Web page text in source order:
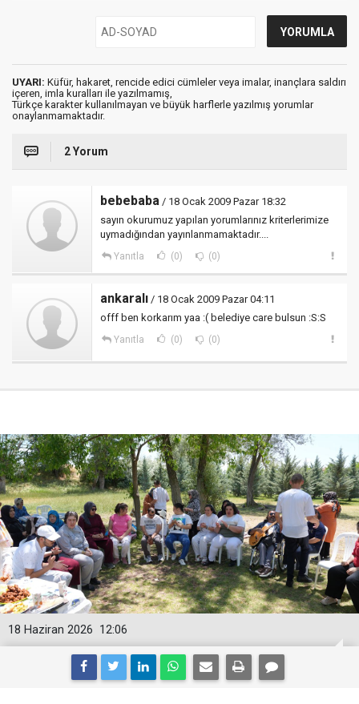
UYARI: Küfür, hakaret, rencide edici cümleler veya imalar, inançlara saldırı
içeren, imla kuralları ile yazılmamış,
Türkçe karakter kullanılmayan ve büyük harflerle yazılmış yorumlar
onaylanmamaktadır.
2 Yorum
bebebaba / 18 Ocak 2009 Pazar 18:32
sayın okurumuz yapılan yorumlarınız kriterlerimize
uymadığından yayınlanmamaktadır....
Yanıtla (0) (0)
ankaralı / 18 Ocak 2009 Pazar 04:11
offf ben korkarım yaa :( belediye care bulsun :S:S
Yanıtla (0) (0)
12:06
18 Haziran 2026